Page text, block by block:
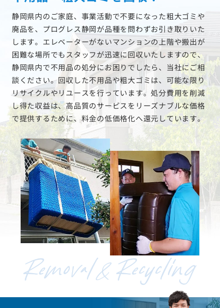
静岡県内のご家庭、事業活動で不要になった粗大ゴミや
廃品を、プログレス静岡が品種を問わずお引き取りいた
します。エレベーターがないマンションの上階や搬出が
困難な場所でもスタッフが迅速に回収いたしますので、
静岡県内で不用品の処分にお困りでしたら、当社にご相
談ください。回収した不用品や粗大ゴミは、可能な限り
リサイクルやリユースを行っています。処分費用を削減
し得た収益は、高品質のサービスをリーズナブルな価格
で提供するために、料金の低価格化へ還元しています。